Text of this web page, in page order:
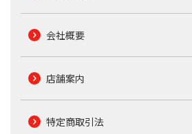
会社概要
店舗案内
特定商取引法